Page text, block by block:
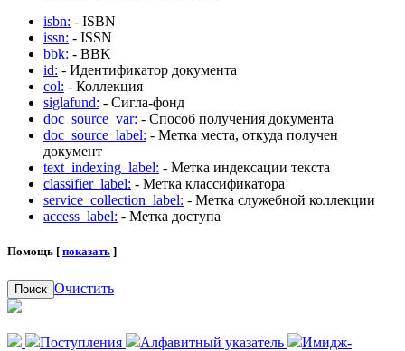
isbn: - ISBN
issn: - ISSN
bbk: - BBK
id: - Идентификатор документа
col: - Коллекция
siglafund: - Сигла-фонд
doc_source_var: - Способ получения документа
doc_source_label: - Метка места, откуда получен
документ
text_indexing_label: - Метка индексации текста
classifier_label: - Метка классификатора
service_collection_label: - Метка служебной коллекции
access_label: - Метка доступа
Помощь [ показать ]
Поиск Очистить
Поступления Алфавитный указатель
Имидж-